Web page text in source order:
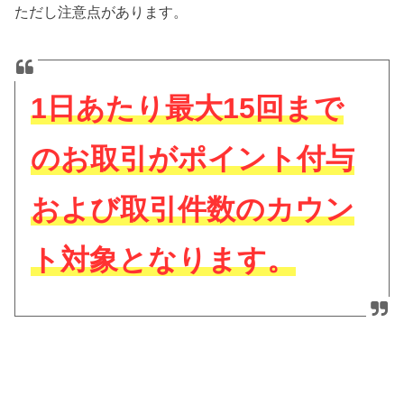
ただし注意点があります。
1日あたり最大15回まで
のお取引がポイント付与
および取引件数のカウン
ト対象となります。